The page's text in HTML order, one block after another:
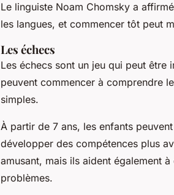
Le linguiste Noam Chomsky a
les langues, et commencer tôt peut
Les échecs
Les échecs sont un jeu qui peut
peuvent commencer à comprendre
simples.
À partir de 7 ans, les enfants
développer des compétences plus
amusant, mais ils aident également
problèmes.